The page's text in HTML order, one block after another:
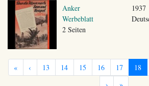
Anker
Werbeblatt
2 Seiten
1937
« ‹ 13 14 15 16 17 18
›
»